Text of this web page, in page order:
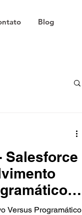
Blog
Salesforce
Versus Programático